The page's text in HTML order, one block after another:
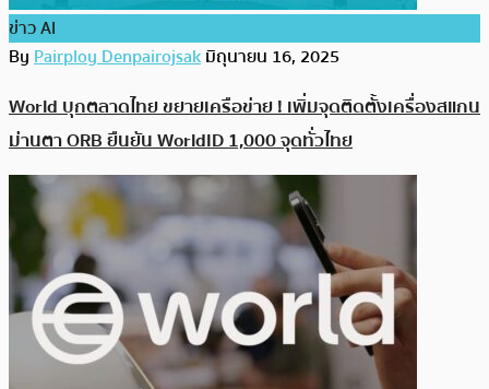
ข่าว AI
ByPairploy Denpairojsakมิถุนายน 16, 2025
World บุกตลาดไทย ขยายเครือข่าย ! เพิ่มจุดติดตั้งเครื่องสแกน
ม่านตา ORB ยืนยัน WorldID 1,000 จุดทั่วไทย